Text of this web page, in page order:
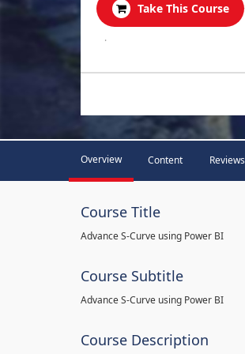
Take This Course
.
Overview Content Reviews
Course Title
Advance S-Curve using Power BI
Course Subtitle
Advance S-Curve using Power BI
Course Description